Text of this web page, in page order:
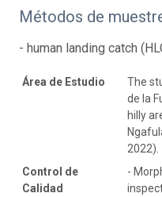
Métodos de
- human landing catch
Área de Estudio
The
de la
hilly
2022).
Control de
Calidad
-